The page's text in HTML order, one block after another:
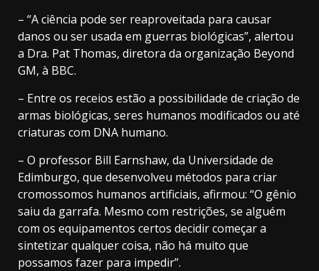
– “A ciência pode ser reaproveitada para causar
danos ou ser usada em guerras biológicas”, alertou
a Dra. Pat Thomas, diretora da organização Beyond
GM, à BBC.
– Entre os receios estão a possibilidade de criação de
armas biológicas, seres humanos modificados ou até
criaturas com DNA humano.
– O professor Bill Earnshaw, da Universidade de
Edimburgo, que desenvolveu métodos para criar
cromossomos humanos artificiais, afirmou: “O gênio
saiu da garrafa. Mesmo com restrições, se alguém
com os equipamentos certos decidir começar a
sintetizar qualquer coisa, não há muito que
possamos fazer para impedir”.